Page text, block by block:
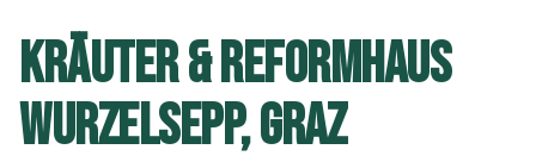
KRÄUTER & REFORMHAUS
WURZELSEPP, GRAZ